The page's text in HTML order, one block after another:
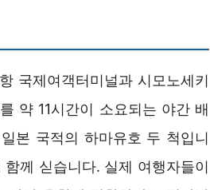
국제여객터미널과 시모노세키
약 11시간이 소요되는 야간 배
본 국적의 하마유호 두 척입니
께 싣습니다. 실제 여행자들이